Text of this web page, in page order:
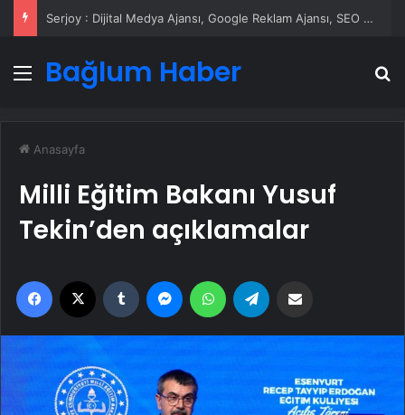
UETDS Nedir ? Uetds.com İle Akıllı Dijital Taşımacılık Yazılımı
Menü
Bağlum Haber
Anasayfa
Milli Eğitim Bakanı Yusuf
Tekin’den açıklamalar
Facebook Tumblr MessengerWhatsApp